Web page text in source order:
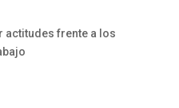
actitudes frente a los